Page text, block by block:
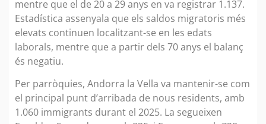
mentre que el de 20 a 29 anys en va registrar 1.137.
Estadística assenyala que els saldos migratoris més
elevats continuen localitzant-se en les edats
laborals, mentre que a partir dels 70 anys el balanç
és negatiu.
Per parròquies, Andorra la Vella va mantenir-se com
el principal punt d’arribada de nous residents, amb
1.060 immigrants durant el 2025. La segueixen